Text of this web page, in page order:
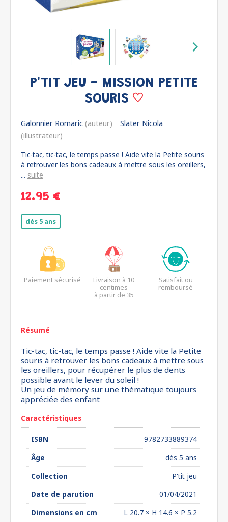
P'TIT JEU - MISSION PETITE
SOURIS
Galonnier Romaric (auteur)
Slater Nicola
(illustrateur)
Tic-tac, tic-tac, le temps passe ! Aide vite la Petite souris
à retrouver les bons cadeaux à mettre sous les oreillers,
... suite
12.95 €
dès 5 ans
Paiement sécurisé
Livraison à 10
centimes
à partir de 35
Satisfait ou
remboursé
Résumé
Tic-tac, tic-tac, le temps passe ! Aide vite la Petite
souris à retrouver les bons cadeaux à mettre sous
les oreillers, pour récupérer le plus de dents
possible avant le lever du soleil !
Un jeu de mémory sur une thématique toujours
appréciée des enfant
Caractéristiques
ISBN
9782733889374
Âge
dès 5 ans
Collection
P'tit jeu
Date de parution
01/04/2021
Dimensions en cm
L 20.7 × H 14.6 × P 5.2